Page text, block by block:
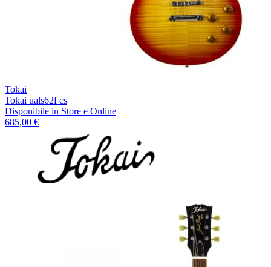
Tokai
Tokai uals62f cs
Disponibile in Store e Online
685,00 €